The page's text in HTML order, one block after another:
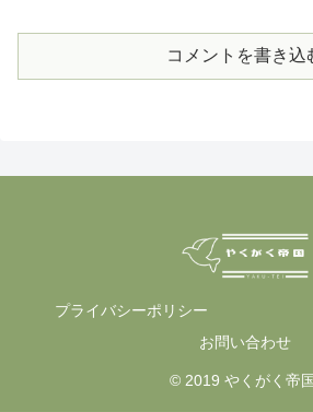
コメントを書き込
プライバシーポリシー
お問い合わせ
© 2019 やくがく帝